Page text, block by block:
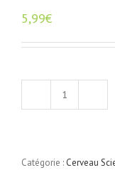
5,99€
quantité
Conscience
Catégorie : Cerveau